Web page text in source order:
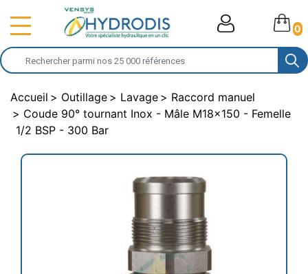
0
Accueil Outillage Lavage
Raccord manuel
Coude 90° tournant Inox - Mâle M18x150 - Femelle
1/2 BSP - 300 Bar